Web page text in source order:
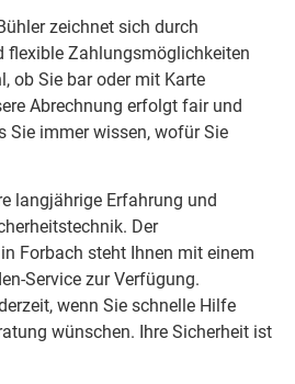
zeichnet sich durch
flexible Zahlungsmöglichkeiten
ob Sie bar oder mit Karte
Abrechnung erfolgt fair und
Sie immer wissen, wofür Sie
langjährige Erfahrung und
Der
Forbach steht Ihnen mit einem
Service zur Verfügung.
wenn Sie schnelle Hilfe
wünschen. Ihre Sicherheit ist